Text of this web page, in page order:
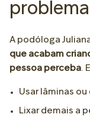
problema
A podóloga
que acabam
pessoa perceba.
Usar lâminas
Lixar demais a